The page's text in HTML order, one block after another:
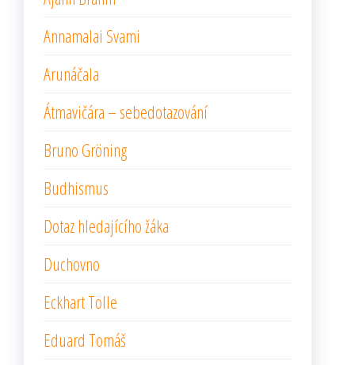
Annamalai Svami
Arunáčala
Átmavičára – sebedotazování
Bruno Gröning
Budhismus
Dotaz hledajícího žáka
Duchovno
Eckhart Tolle
Eduard Tomáš